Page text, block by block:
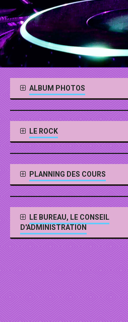
ALBUM PHOTOS
LE ROCK
PLANNING DES COURS
LE BUREAU, LE CONSEIL
D'ADMINISTRATION